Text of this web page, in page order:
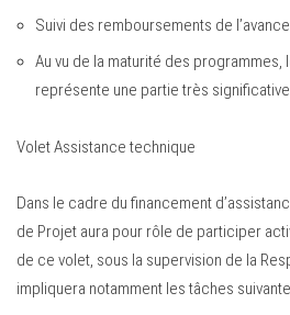
Suivi des remboursements de
Au vu de la maturité des
représente une partie très
Volet Assistance technique
Dans le cadre du financement
de Projet aura pour rôle de participer
de ce volet, sous la supervision de la
impliquera notamment les tâches